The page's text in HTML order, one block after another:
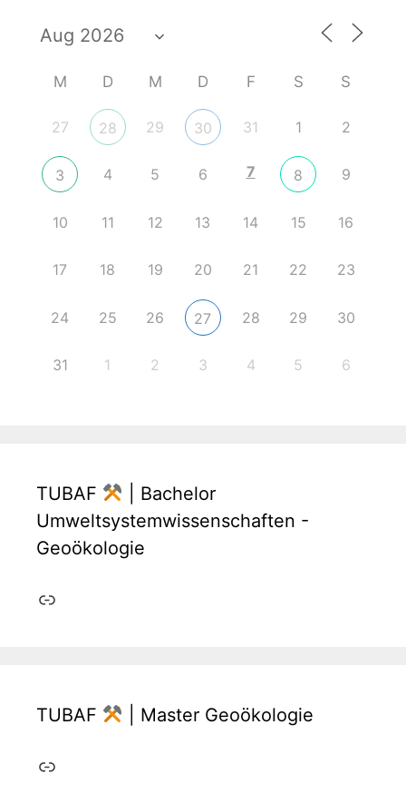
M D M D F S S
27 28 29 30 31 1 2
3 4 5 6 7 8 9
10 11 12 13 14 15 16
17 18 19 20 21 22 23
24 25 26 27 28 29 30
31 1 2 3 4 5 6
TUBAF
| Bachelor
Umweltsystemwissenschaften -
Geoökologie
Link
TUBAF | Master Geoökologie
Link